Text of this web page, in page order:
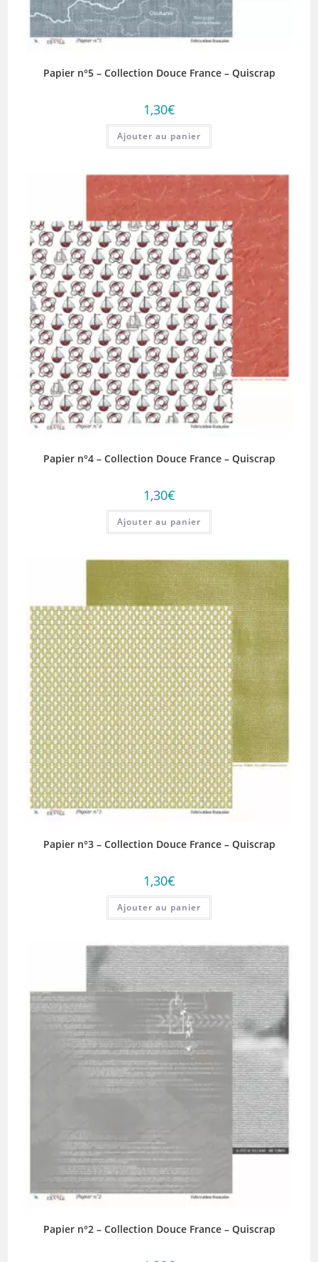
Papier n°5 – Collection Douce France – Quiscrap
1,30€
Ajouter au panier
Papier n°4 – Collection Douce France – Quiscrap
1,30€
Ajouter au panier
Papier n°3 – Collection Douce France – Quiscrap
1,30€
Ajouter au panier
Papier n°2 – Collection Douce France – Quiscrap